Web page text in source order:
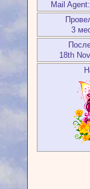
Mail Agent:
3
18th